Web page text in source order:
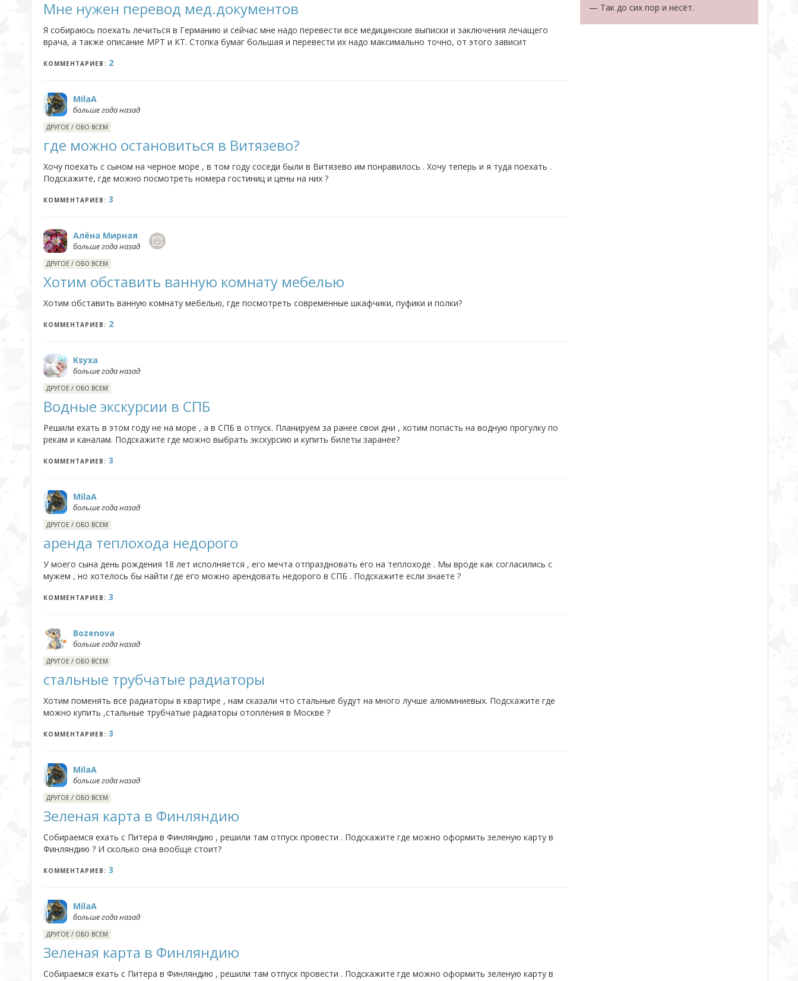
Мне нужен перевод мед.документов
Я собираюсь поехать лечиться в Германию и сейчас мне надо перевести все медицинские выписки и заключения лечащего
врача, а также описание МРТ и КТ. Стопка бумаг большая и перевести их надо максимально точно, от этого зависит
КОММЕНТАРИЕВ: 2
MilaA
больше года назад
ДРУГОЕ / ОБО ВСЕМ
где можно остановиться в Витязево?
Хочу поехать с сыном на черное море , в том году соседи были в Витязево им понравилось . Хочу теперь и я туда поехать .
Подскажите, где можно посмотреть номера гостиниц и цены на них ?
КОММЕНТАРИЕВ: 3
Алёна Мирная
больше года назад
ДРУГОЕ / ОБО ВСЕМ
Хотим обставить ванную комнату мебелью
Хотим обставить ванную комнату мебелью, где посмотреть современные шкафчики, пуфики и полки?
КОММЕНТАРИЕВ: 2
Ksyxa
больше года назад
ДРУГОЕ / ОБО ВСЕМ
Водные экскурсии в СПБ
Решили ехать в этом году не на море , а в СПБ в отпуск. Планируем за ранее свои дни , хотим попасть на водную прогулку по
рекам и каналам. Подскажите где можно выбрать экскурсию и купить билеты заранее?
КОММЕНТАРИЕВ: 3
MilaA
больше года назад
ДРУГОЕ / ОБО ВСЕМ
аренда теплохода недорого
У моего сына день рождения 18 лет исполняется , его мечта отпраздновать его на теплоходе . Мы вроде как согласились с
мужем , но хотелось бы найти где его можно арендовать недорого в СПБ . Подскажите если знаете ?
КОММЕНТАРИЕВ: 3
Bozenova
больше года назад
ДРУГОЕ / ОБО ВСЕМ
стальные трубчатые радиаторы
Хотим поменять все радиаторы в квартире , нам сказали что стальные будут на много лучше алюминиевых. Подскажите где
можно купить ,стальные трубчатые радиаторы отопления в Москве ?
КОММЕНТАРИЕВ: 3
MilaA
больше года назад
ДРУГОЕ / ОБО ВСЕМ
Зеленая карта в Финляндию
Собираемся ехать с Питера в Финляндию , решили там отпуск провести . Подскажите где можно оформить зеленую карту в
Финляндию ? И сколько она вообще стоит?
КОММЕНТАРИЕВ: 3
MilaA
больше года назад
ДРУГОЕ / ОБО ВСЕМ
Зеленая карта в Финляндию
Собираемся ехать с Питера в Финляндию , решили там отпуск провести . Подскажите где можно оформить зеленую карту в
— Так до сих пор и несёт.